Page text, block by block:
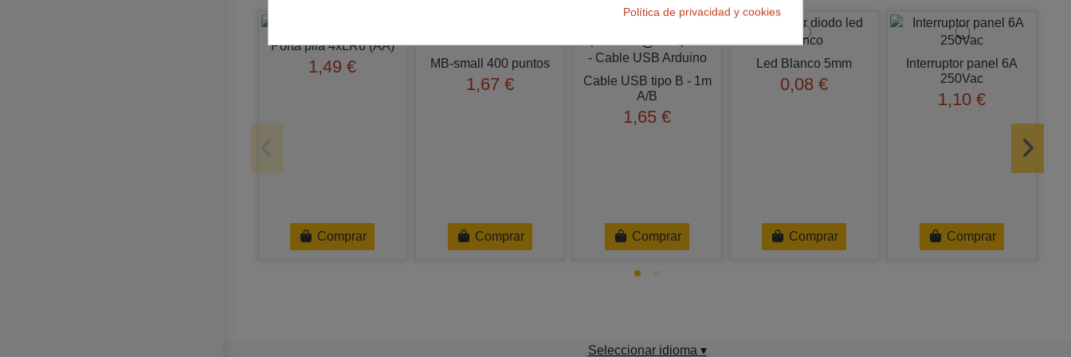
Porta pila 4xLR6 (AA)
1,49 €
Comprar
MB-small 400 puntos
1,67 €
Comprar
Cable USB tipo B - 1m
A/B
1,65 €
Comprar
Led Blanco 5mm
0,08 €
Comprar
Interruptor panel 6A
250Vac
1,10 €
Comprar
Seleccionar idioma ▾
Política de privacidad y cookies